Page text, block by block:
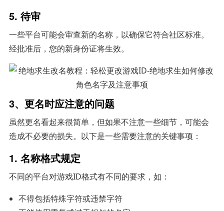
5. 待审
一些平台可能会审查新的名称，以确保它符合社区标准。
经批准后，您的新身份证将生效。
3、更名时应注意的问题
虽然更名看起来很简单，但如果不注意一些细节，可能会
造成不必要的损失。以下是一些需要注意的关键事项：
1. 名称格式规定
不同的平台对游戏ID格式有不同的要求，如：
不得包括特殊字符或违禁字符